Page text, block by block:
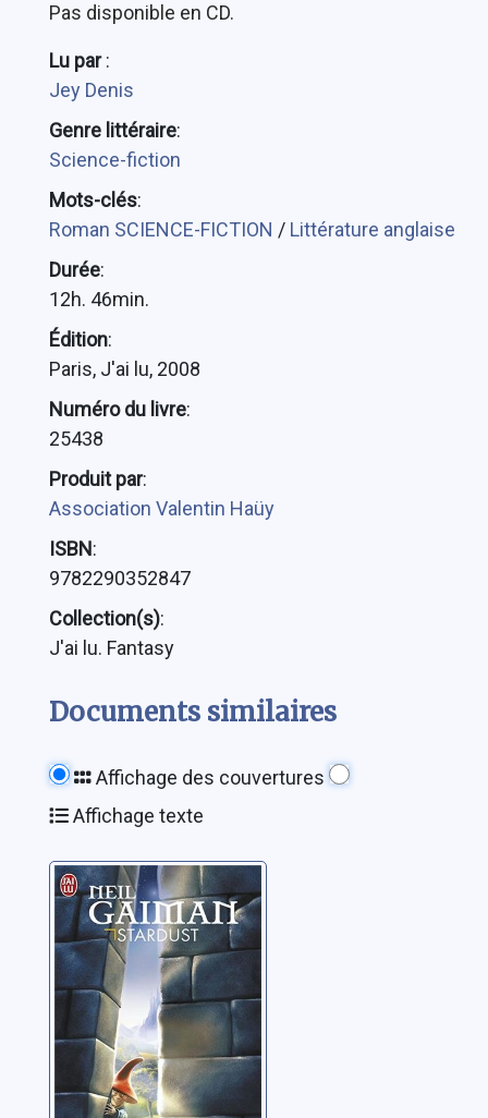
Pas disponible en CD.
Lu par:
Jey Denis
Genre littéraire:
Science-fiction
Mots-clés:
Roman SCIENCE-FICTION / Littérature anglaise
Durée:
12h. 46min.
Édition:
Paris, J'ai lu, 2008
Numéro du livre:
25438
Produit par:
Association Valentin Haüy
ISBN:
9782290352847
Collection(s):
J'ai lu. Fantasy
Documents similaires
Affichage des couvertures
Affichage texte
Stardust: le
mystère de
l'étoile
Gaiman, Neil